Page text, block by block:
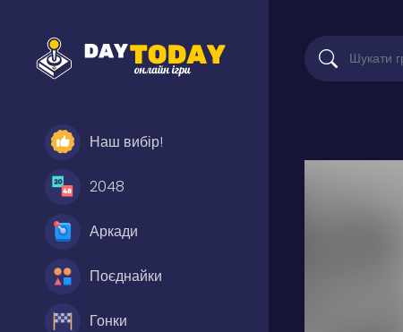
Наш вибір!
2048
Аркади
Поєднайки
Гонки